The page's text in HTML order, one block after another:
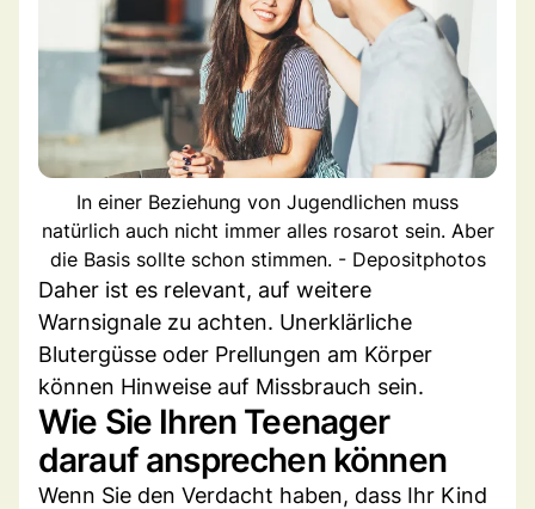
In einer Beziehung von Jugendlichen muss
natürlich auch nicht immer alles rosarot sein. Aber
die Basis sollte schon stimmen. - Depositphotos
Daher ist es relevant, auf weitere
Warnsignale zu achten. Unerklärliche
Blutergüsse oder Prellungen am Körper
können Hinweise auf Missbrauch sein.
Wie Sie Ihren Teenager
darauf ansprechen können
Wenn Sie den Verdacht haben, dass Ihr Kind